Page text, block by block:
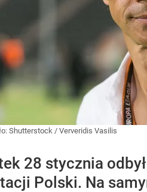
Shutterstock / Ververidis Vasilis
28 stycznia
Polski. Na